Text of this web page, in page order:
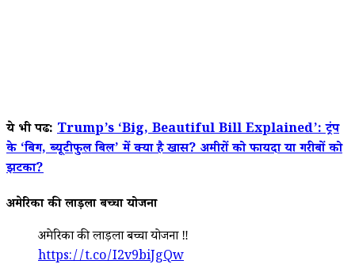
ये भी पढें: Trump’s ‘Big, Beautiful Bill Explained’: ट्रंप
के ‘बिग, ब्यूटीफुल बिल’ में क्या है खास? अमीरों को फायदा या गरीबों को
झटका?
अमेरिका की लाड़ला बच्चा योजना
अमेरिका की लाड़ला बच्चा योजना ‼️
https://t.co/I2v9biJgQw